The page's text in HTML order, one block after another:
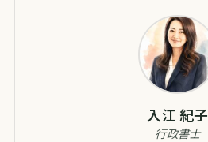
入江 紀子
行政書士